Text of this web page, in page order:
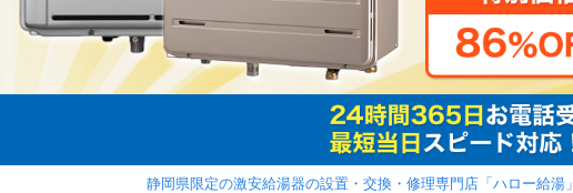
静岡県限定の激安給湯器の設置・交換・修理専門店「ハロー給湯」